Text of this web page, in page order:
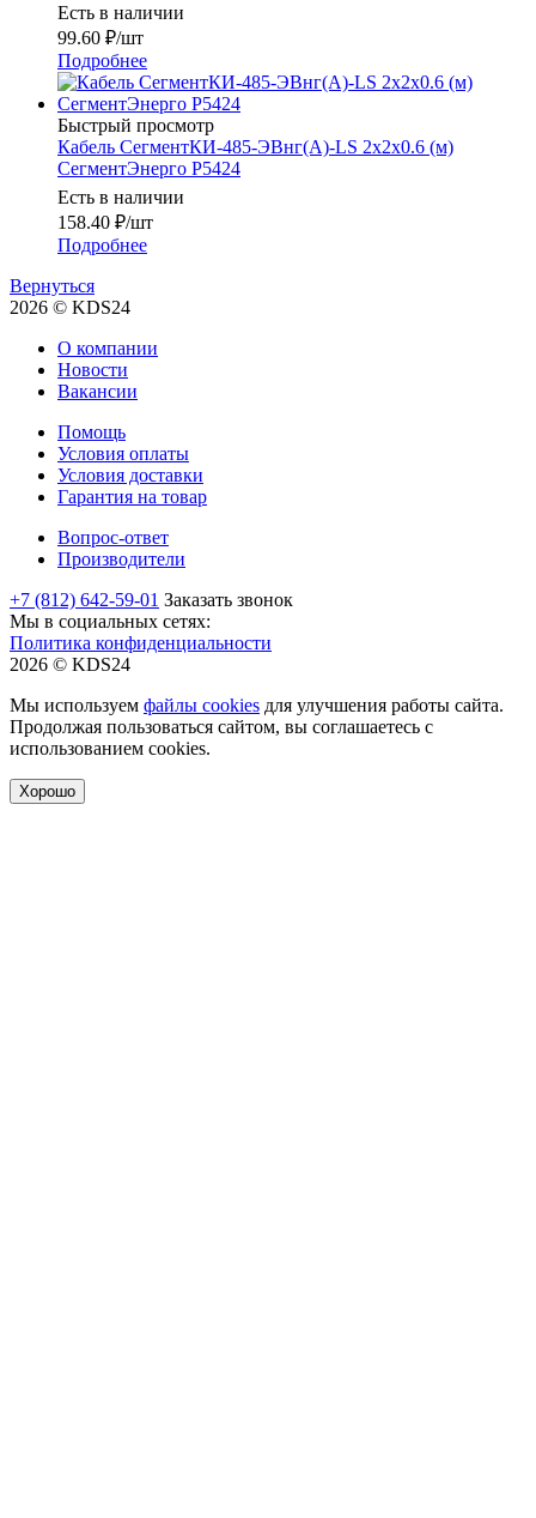
Есть в наличии
99.60 ₽/шт
Подробнее
Быстрый просмотр
Кабель СегментКИ-485-ЭВнг(А)-LS 2х2х0.6 (м)
СегментЭнерго Р5424
Есть в наличии
158.40 ₽/шт
Подробнее
Вернуться
2026 © KDS24
О компании
Новости
Вакансии
Помощь
Условия оплаты
Условия доставки
Гарантия на товар
Вопрос-ответ
Производители
+7 (812) 642-59-01 Заказать звонок
Мы в социальных сетях:
Политика конфиденциальности
2026 © KDS24
Мы используем файлы cookies для улучшения работы сайта.
Продолжая пользоваться сайтом, вы соглашаетесь с
использованием cookies.
Хорошо